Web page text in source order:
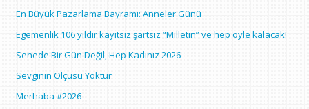
En Büyük Pazarlama Bayramı: Anneler Günü
Egemenlik 106 yıldır kayıtsız şartsız “Milletin” ve hep öyle kalacak!
Senede Bir Gün Değil, Hep Kadınız 2026
Sevginin Ölçüsü Yoktur
Merhaba #2026